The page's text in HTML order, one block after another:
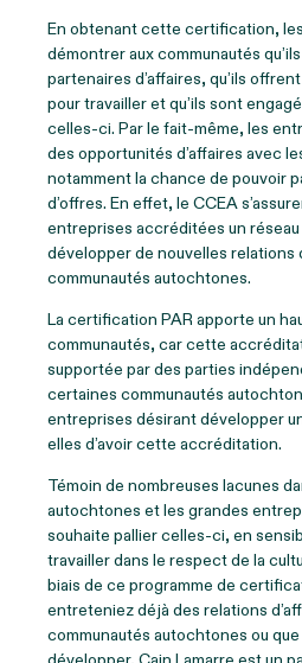
En obtenant cette certification,
démontrer aux communautés
partenaires d’affaires, qu’ils
pour travailler et qu’ils sont
celles-ci. Par le fait-même, les
des opportunités d’affaires avec
notamment la chance de pouvoir
d’offres. En effet, le CCEA
entreprises accréditées un
développer de nouvelles relations
communautés autochtones.
La certification PAR apporte un
communautés, car cette
supportée par des parties
certaines communautés
entreprises désirant développer
elles d’avoir cette accréditation.
Témoin de nombreuses lacunes
autochtones et les grandes
souhaite pallier celles-ci, en
travailler dans le respect de la
biais de ce programme de
entreteniez déjà des relations
communautés autochtones ou